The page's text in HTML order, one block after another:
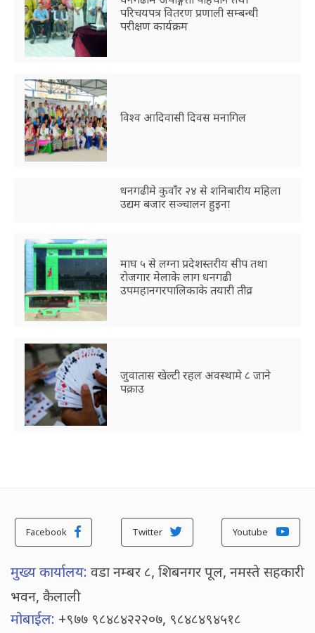
परिचयपत्र वितरण प्रणाली सम्बन्धी
परीक्षण कार्यक्रम
विश्व आदिवासी दिवस मनागिल
धनगढीमे कुवाँर २४ से शनिबारीय महिला
उद्यम बजार सञ्चालन हुइना
माघ ५ से लग्ना प्रदेशस्तरीय सीप तथा
रोजगार मेलाके लाग धनगढी
उपमहानगरपालिकाके तयारी तीव्र
जुवातास खेल्टी रहल अवस्थामे ८ जाने
पक्राउ
Facebook Twitter Youtube
मुख्य कार्यालय: वडा नम्बर ८, शिबनगर पूल, नमस्ते सहकारी
भवन, कैलाली
मोबाईल: +९७७ ९८४८४२२२०७, ९८४८४९४५१८